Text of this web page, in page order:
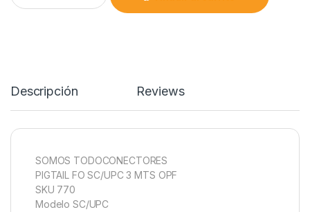
Descripción Reviews
SOMOS TODOCONECTORES
PIGTAIL FO SC/UPC 3 MTS OPF
SKU 770
Modelo SC/UPC